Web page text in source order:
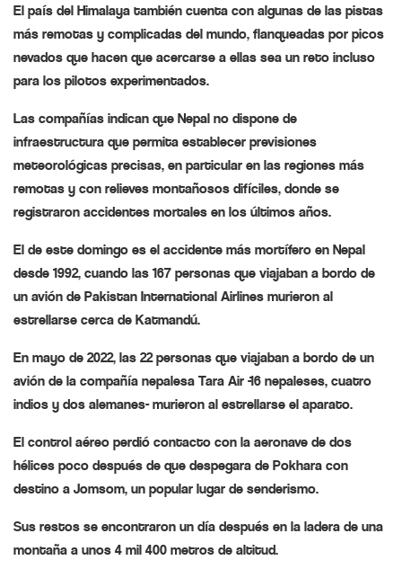
El país del Himalaya también cuenta con algunas de las pistas
más remotas y complicadas del mundo, flanqueadas por picos
nevados que hacen que acercarse a ellas sea un reto incluso
para los pilotos experimentados.
Las compañías indican que Nepal no dispone de
infraestructura que permita establecer previsiones
meteorológicas precisas, en particular en las regiones más
remotas y con relieves montañosos difíciles, donde se
registraron accidentes mortales en los últimos años.
El de este domingo es el accidente más mortífero en Nepal
desde 1992, cuando las 167 personas que viajaban a bordo de
un avión de Pakistan International Airlines murieron al
estrellarse cerca de Katmandú.
En mayo de 2022, las 22 personas que viajaban a bordo de un
avión de la compañía nepalesa Tara Air -16 nepaleses, cuatro
indios y dos alemanes- murieron al estrellarse el aparato.
El control aéreo perdió contacto con la aeronave de dos
hélices poco después de que despegara de Pokhara con
destino a Jomsom, un popular lugar de senderismo.
Sus restos se encontraron un día después en la ladera de una
montaña a unos 4 mil 400 metros de altitud.